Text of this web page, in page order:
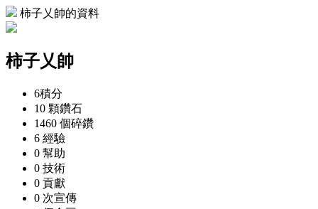
柿子乂帥的資料
柿子乂帥
6積分
10 顆鑽石
1460 個碎鑽
6 經驗
0 幫助
0 技術
0 貢獻
0 次宣傳